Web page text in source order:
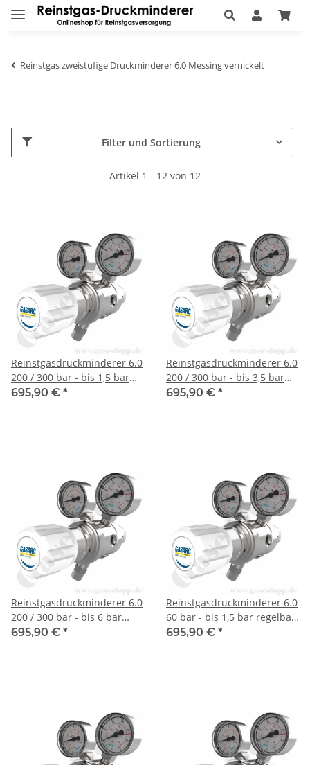
Reinstgas zweistufige Druckminderer 6.0 Messing vernickelt
Filter und Sortierung
Artikel 1 - 12 von 12
Reinstgasdruckminderer 6.0
200 / 300 bar - bis 1,5 bar
regelbar - 2-stufig - PTFE /
695,90 € *
Reinstgasdruckminderer 6.0
200 / 300 bar - bis 3,5 bar
regelbar - 2-stufig - PTFE /
695,90 € *
Reinstgasdruckminderer 6.0
200 / 300 bar - bis 6 bar
regelbar - 2-stufig - PTFE /
695,90 € *
Reinstgasdruckminderer 6.0
60 bar - bis 1,5 bar regelbar
- 2-stufig - PTFE / FKM -
695,90 € *